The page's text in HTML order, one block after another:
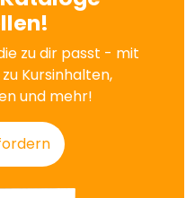
zu dir passt - mit
Kursinhalten,
und mehr!